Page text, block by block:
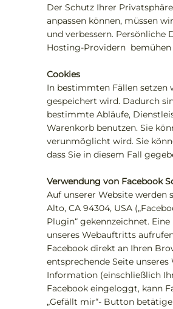
Der Schutz Ihrer
anpassen können, müssen
und verbessern.
Hosting-Providern bemühen
Cookies
In bestimmten Fällen setzen
gespeichert wird. Dadurch
bestimmte Abläufe,
Warenkorb benutzen. Sie
verunmöglicht wird. Sie
dass Sie in diesem Fall
Verwendung von Facebook
Auf unserer Website werden
Alto, CA 94304, USA
Plugin“ gekennzeichnet.
unseres Webauftritts
Facebook direkt an Ihren
entsprechende Seite
Information (einschließlich
Facebook eingeloggt, kann
„Gefällt mir“- Button